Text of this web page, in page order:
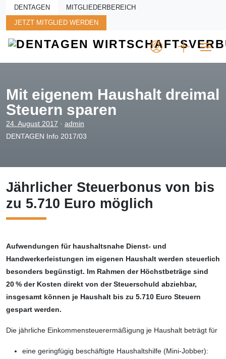
Skip to main content
DENTAGEN MITGLIEDERBEREICH
JETZT MITGLIED WERDEN
Mit eigenem Haushalt dreimal
Steuern sparen
24. August 2017 · admin
DENTAGEN Info 2017/03
Jährlicher Steuerbonus von bis
zu 5.710 Euro möglich
Aufwendungen für haushaltsnahe Dienst- und
Handwerkerleis­tungen im eigenen Haushalt werden steuerlich
besonders begünstigt. Im Rahmen der Höchstbeträge sind
20 % der Kosten direkt von der Steuer­schuld abziehbar,
insgesamt können je Haushalt bis zu 5.710 Euro Steuern
gespart werden.
Die jährliche Einkommensteuerermäßigung je Haushalt beträgt für
eine geringfügig beschäftigte Haushalts­hilfe (Mini-Jobber):